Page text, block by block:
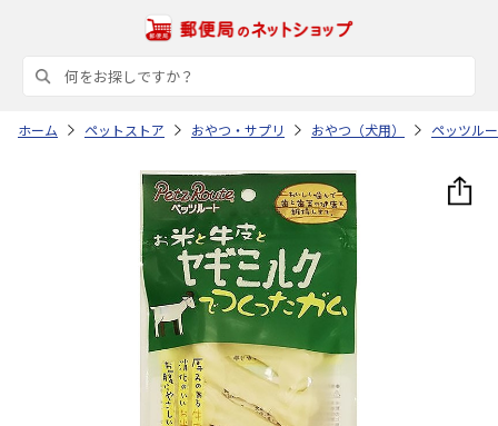
ホーム ペットストア おやつ・サプリ おやつ（犬用） ペッツル